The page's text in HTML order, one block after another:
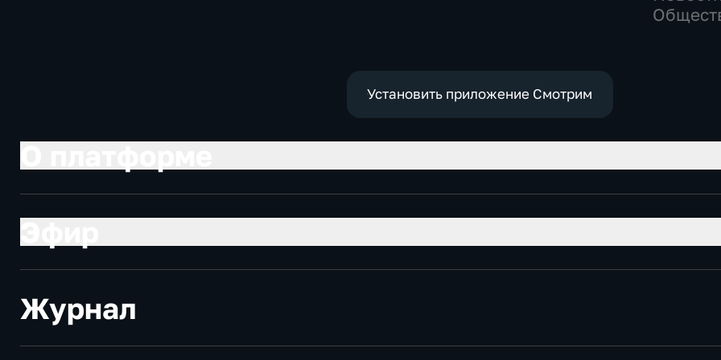
Установить приложение Смотрим
Журнал